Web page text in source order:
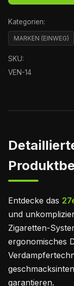
Kategorien:
MARKEN (EINWEG)
SKU:
VEN-14
Entdecke das
und
Zigaretten-
ergonomisches
garantieren.